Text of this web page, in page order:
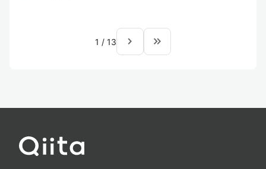
1 / 13 navigate_next keyboard_double_arrow_right